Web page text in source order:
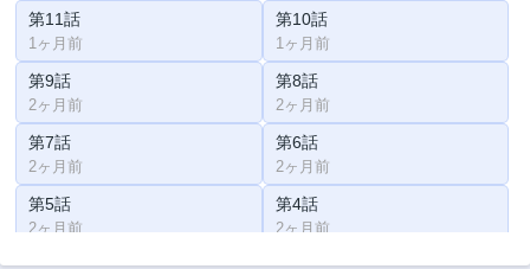
第11話
1ヶ月前
第10話
1ヶ月前
第9話
2ヶ月前
第8話
2ヶ月前
第7話
2ヶ月前
第6話
2ヶ月前
第5話
2ヶ月前
第4話
2ヶ月前